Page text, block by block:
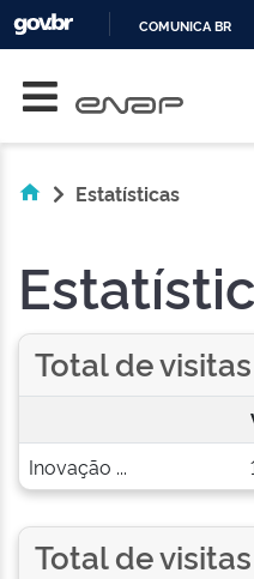
COMUNICA BR
Estatísticas
Total de visitas
Inovação ...
Total de